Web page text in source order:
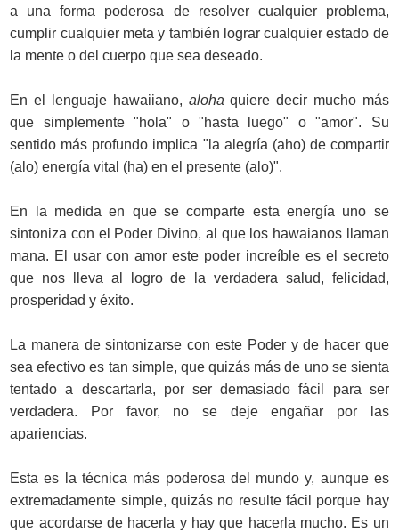
a una forma poderosa de resolver cualquier problema,
cumplir cualquier meta y también lograr cualquier estado de
la mente o del cuerpo que sea deseado.
En el lenguaje hawaiiano, aloha quiere decir mucho más
que simplemente "hola" o "hasta luego" o "amor". Su
sentido más profundo implica "la alegría (aho) de compartir
(alo) energía vital (ha) en el presente (alo)".
En la medida en que se comparte esta energía uno se
sintoniza con el Poder Divino, al que los hawaianos llaman
mana. El usar con amor este poder increíble es el secreto
que nos lleva al logro de la verdadera salud, felicidad,
prosperidad y éxito.
La manera de sintonizarse con este Poder y de hacer que
sea efectivo es tan simple, que quizás más de uno se sienta
tentado a descartarla, por ser demasiado fácil para ser
verdadera. Por favor, no se deje engañar por las
apariencias.
Esta es la técnica más poderosa del mundo y, aunque es
extremadamente simple, quizás no resulte fácil porque hay
que acordarse de hacerla y hay que hacerla mucho. Es un